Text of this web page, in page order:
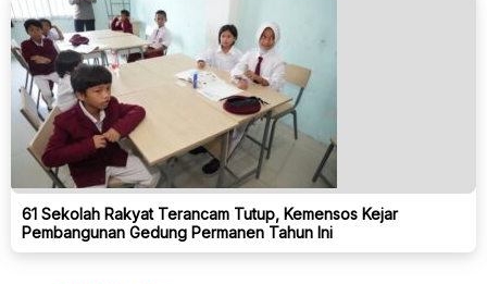
61 Sekolah Rakyat Terancam Tutup, Kemensos Kejar
Pembangunan Gedung Permanen Tahun Ini